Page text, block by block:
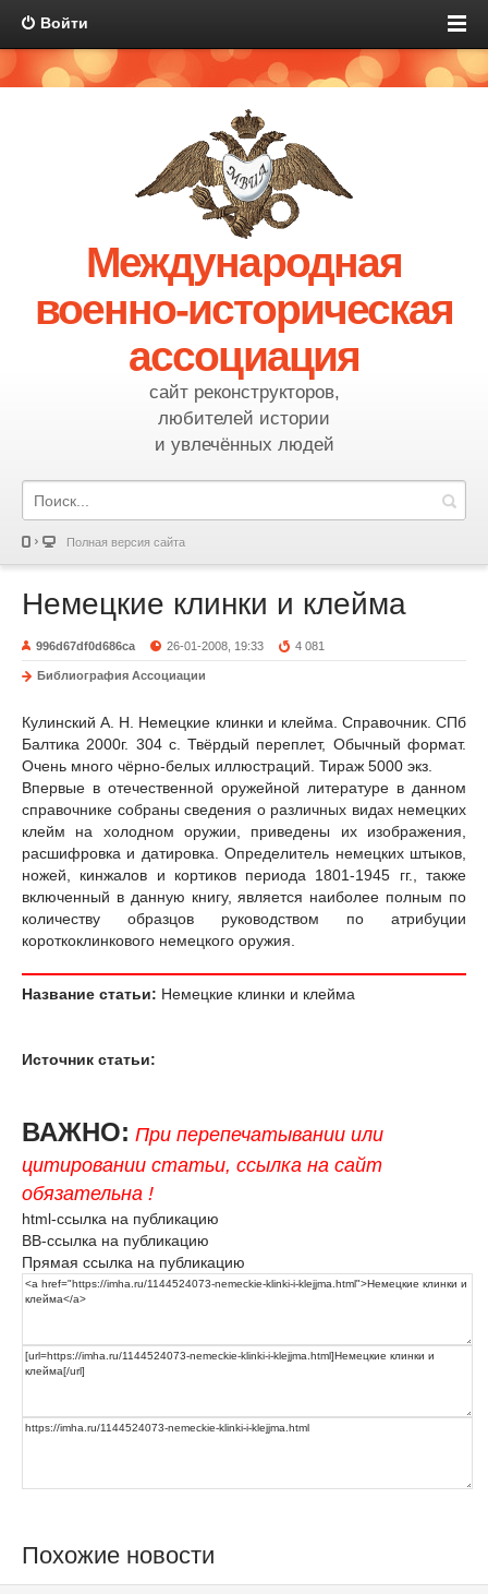
Войти
Международная
военно-историческая
ассоциация
сайт реконструкторов,
любителей истории
и увлечённых людей
Полная версия сайта
Немецкие клинки и клейма
996d67df0d686ca 26-01-2008, 19:33 4 081
Библиография Ассоциации
Кулинский А. Н. Немецкие клинки и клейма. Справочник. СПб
Балтика 2000г. 304 с. Твёрдый переплет, Обычный формат.
Очень много чёрно-белых иллюстраций. Тираж 5000 экз.
Впервые в отечественной оружейной литературе в данном
справочнике собраны сведения о различных видах немецких
клейм на холодном оружии, приведены их изображения,
расшифровка и датировка. Определитель немецких штыков,
ножей, кинжалов и кортиков периода 1801-1945 гг., также
включенный в данную книгу, является наиболее полным по
количеству образцов руководством по атрибуции
короткоклинкового немецкого оружия.
Название статьи: Немецкие клинки и клейма
Источник статьи:
ВАЖНО: При перепечатывании или
цитировании статьи, ссылка на сайт
обязательна !
html-ссылка на публикацию
BB-ссылка на публикацию
Прямая ссылка на публикацию
Похожие новости